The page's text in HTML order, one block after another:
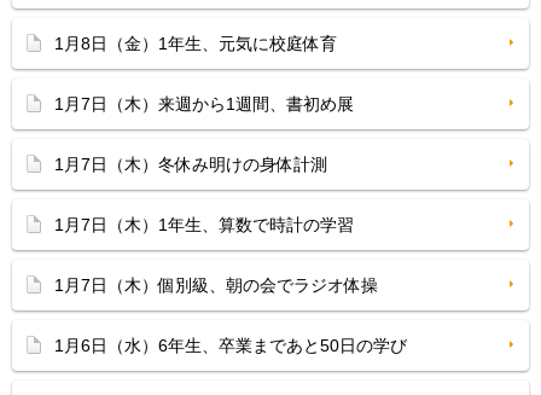
1月8日（金）1年生、元気に校庭体育
1月7日（木）来週から1週間、書初め展
1月7日（木）冬休み明けの身体計測
1月7日（木）1年生、算数で時計の学習
1月7日（木）個別級、朝の会でラジオ体操
1月6日（水）6年生、卒業まであと50日の学び